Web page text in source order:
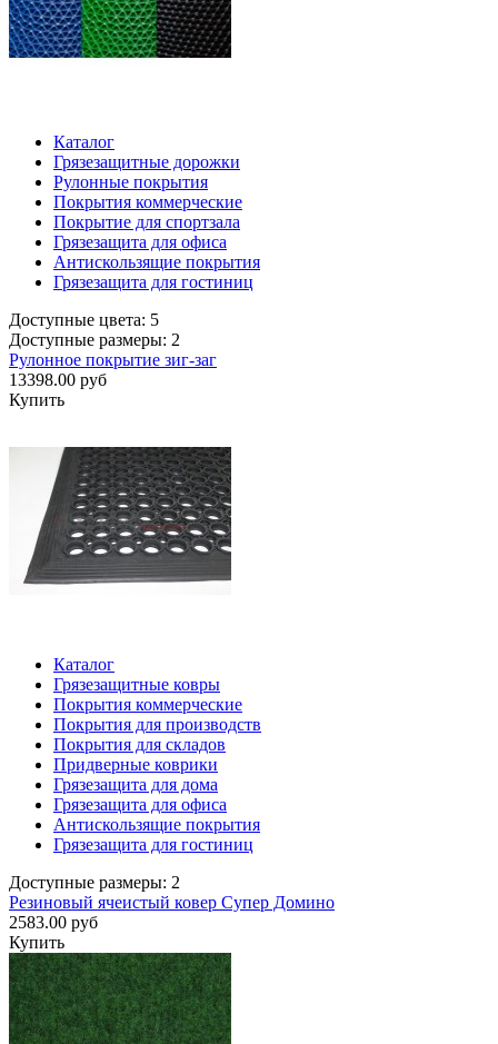
Каталог
Грязезащитные дорожки
Рулонные покрытия
Покрытия коммерческие
Покрытие для спортзала
Грязезащита для офиса
Антискользящие покрытия
Грязезащита для гостиниц
Доступные цвета: 5
Доступные размеры: 2
Рулонное покрытие зиг-заг
13398.00 руб
Купить
Каталог
Грязезащитные ковры
Покрытия коммерческие
Покрытия для производств
Покрытия для складов
Придверные коврики
Грязезащита для дома
Грязезащита для офиса
Антискользящие покрытия
Грязезащита для гостиниц
Доступные размеры: 2
Резиновый ячеистый ковер Супер Домино
2583.00 руб
Купить